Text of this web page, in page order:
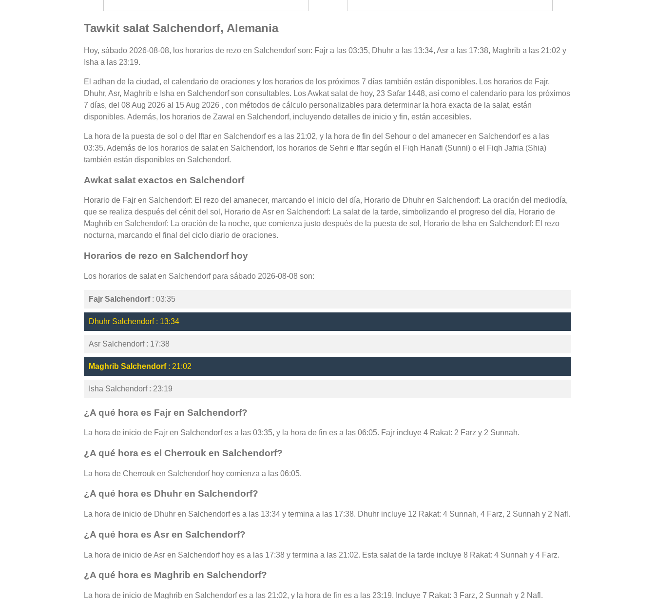
Tawkit salat Salchendorf, Alemania
Hoy, sábado 2026-08-08, los horarios de rezo en Salchendorf son: Fajr a las 03:35, Dhuhr a las 13:34, Asr a las 17:38, Maghrib a las 21:02 y
Isha a las 23:19.
El adhan de la ciudad, el calendario de oraciones y los horarios de los próximos 7 días también están disponibles. Los horarios de Fajr,
Dhuhr, Asr, Maghrib e Isha en Salchendorf son consultables. Los Awkat salat de hoy, 23 Safar 1448, así como el calendario para los próximos
7 días, del 08 Aug 2026 al 15 Aug 2026 , con métodos de cálculo personalizables para determinar la hora exacta de la salat, están
disponibles. Además, los horarios de Zawal en Salchendorf, incluyendo detalles de inicio y fin, están accesibles.
La hora de la puesta de sol o del Iftar en Salchendorf es a las 21:02, y la hora de fin del Sehour o del amanecer en Salchendorf es a las
03:35. Además de los horarios de salat en Salchendorf, los horarios de Sehri e Iftar según el Fiqh Hanafi (Sunni) o el Fiqh Jafria (Shia)
también están disponibles en Salchendorf.
Awkat salat exactos en Salchendorf
Horario de Fajr en Salchendorf: El rezo del amanecer, marcando el inicio del día, Horario de Dhuhr en Salchendorf: La oración del mediodía,
que se realiza después del cénit del sol, Horario de Asr en Salchendorf: La salat de la tarde, simbolizando el progreso del día, Horario de
Maghrib en Salchendorf: La oración de la noche, que comienza justo después de la puesta de sol, Horario de Isha en Salchendorf: El rezo
nocturna, marcando el final del ciclo diario de oraciones.
Horarios de rezo en Salchendorf hoy
Los horarios de salat en Salchendorf para sábado 2026-08-08 son:
Fajr Salchendorf: 03:35
Dhuhr Salchendorf : 13:34
Asr Salchendorf : 17:38
Maghrib Salchendorf: 21:02
Isha Salchendorf : 23:19
¿A qué hora es Fajr en Salchendorf?
La hora de inicio de Fajr en Salchendorf es a las 03:35, y la hora de fin es a las 06:05. Fajr incluye 4 Rakat: 2 Farz y 2 Sunnah.
¿A qué hora es el Cherrouk en Salchendorf?
La hora de Cherrouk en Salchendorf hoy comienza a las 06:05.
¿A qué hora es Dhuhr en Salchendorf?
La hora de inicio de Dhuhr en Salchendorf es a las 13:34 y termina a las 17:38. Dhuhr incluye 12 Rakat: 4 Sunnah, 4 Farz, 2 Sunnah y 2 Nafl.
¿A qué hora es Asr en Salchendorf?
La hora de inicio de Asr en Salchendorf hoy es a las 17:38 y termina a las 21:02. Esta salat de la tarde incluye 8 Rakat: 4 Sunnah y 4 Farz.
¿A qué hora es Maghrib en Salchendorf?
La hora de inicio de Maghrib en Salchendorf es a las 21:02, y la hora de fin es a las 23:19. Incluye 7 Rakat: 3 Farz, 2 Sunnah y 2 Nafl.